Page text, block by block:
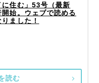
に住む」53号（最新
開始。ウェブで読める
ました！
読む